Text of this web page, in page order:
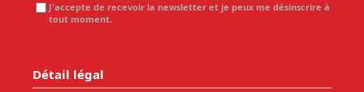
J'accepte de recevoir la newsletter et je peux me désinscrire à
tout moment.
Détail légal